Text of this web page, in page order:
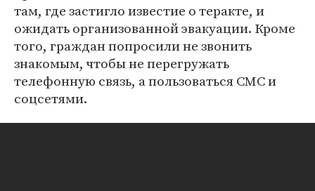
там, где застигло известие о теракте, и
ожидать организованной эвакуации. Кроме
того, граждан попросили не звонить
знакомым, чтобы не перегружать
телефонную связь, а пользоваться СМС и
соцсетями.